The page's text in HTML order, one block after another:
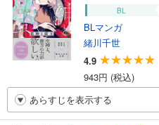
BL
BLマンガ
緒川千世
4.9
943円 (税込)
あらすじを表示する